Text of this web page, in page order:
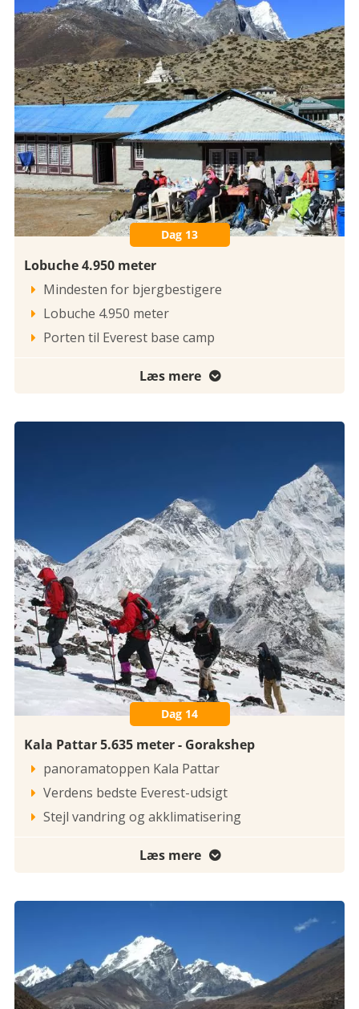
Dag 13
Lobuche 4.950 meter
 Mindesten for bjergbestigere
 Lobuche 4.950 meter
 Porten til Everest base camp
Læs mere 
Dag 14
Kala Pattar 5.635 meter - Gorakshep
 panoramatoppen Kala Pattar
 Verdens bedste Everest-udsigt
 Stejl vandring og akklimatisering
Læs mere 